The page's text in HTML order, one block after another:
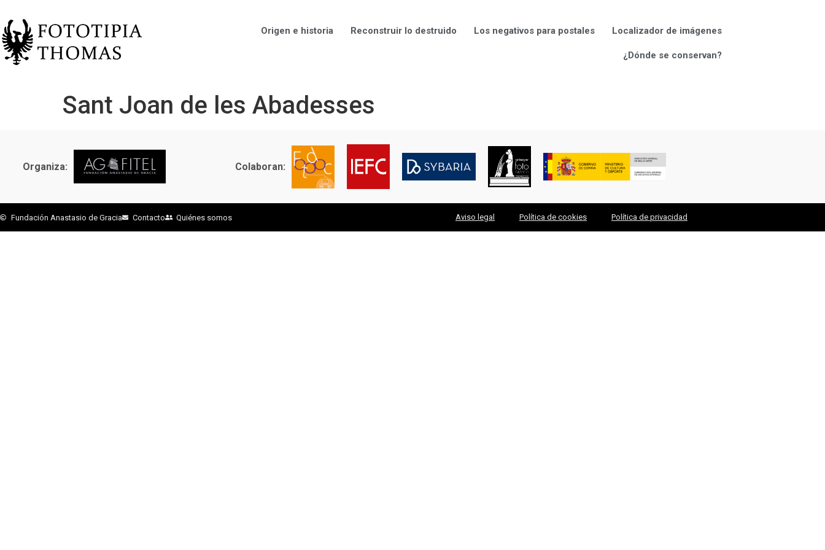
Origen e historia Reconstruir lo destruido Los negativos para postales Localizador de imágenes
¿Dónde se conservan?
Sant Joan de les Abadesses
Organiza: Colaboran:
Fundación Anastasio de Gracia Contacto Quiénes somos Aviso legal Política de cookies Política de privacidad